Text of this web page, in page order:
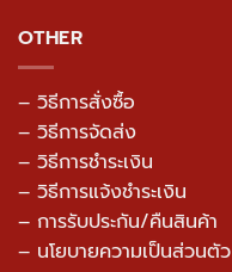
OTHER
– วิธีการสั่งซื้อ
– วิธีการจัดส่ง
– วิธีการชำระเงิน
– วิธีการแจ้งชำระเงิน
– การรับประกัน/คืนสินค้า
– นโยบายความเป็นส่วนตัว